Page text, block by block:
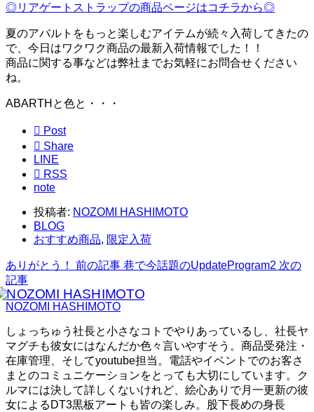
◎リアゲートストラップの商品ページはコチラから◎
夏のアバルトをもっと楽しむアイテムが続々入荷してきたの
で、今日はワクワク商品の最新入荷情報でした！！
商品に関する事などは弊社までお気軽にお問合せください
ね。
ABARTHと色と・・・
 Post
 Share
LINE
 RSS
note
投稿者: NOZOMI HASHIMOTO
BLOG
おすすめ商品, 限定入荷
ありがとう！ 前の記事 巷で今話題のUpdateProgram2 次の
記事
NOZOMI HASHIMOTO
しょっちゅう社長と小さなコトでやりあっているし、社長ヤ
マグチも彼女にはなんだか色々言いやすそう。商品受発注・
在庫管理、そしてyoutube担当。電話やイベントでのお客さ
まとのコミュニケーションをとっても大切にしています。ク
ルマには決して詳しくないけれど、絵心ありで月一更新の彼
女によるDT3黒板アートも皆の楽しみ。股下長めの身長